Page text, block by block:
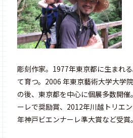
彫刻作家。1977年東京都に生まれ
て育つ。2006 年東京藝術大学大学
の後、東京都を中心に個展多数開
ーレで奨励賞、2012年川越トリエ
年神戸ビエンナーレ準大賞など受賞。